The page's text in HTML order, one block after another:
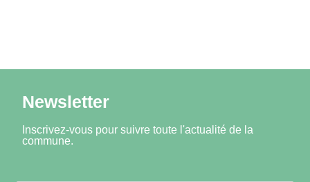
Newsletter
Inscrivez-vous pour suivre toute l'actualité de la
commune.